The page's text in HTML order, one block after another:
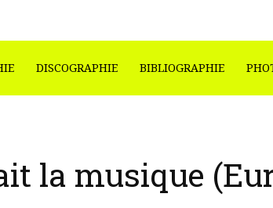
DISCOGRAPHIE BIBLIOGRAPHIE
la musique